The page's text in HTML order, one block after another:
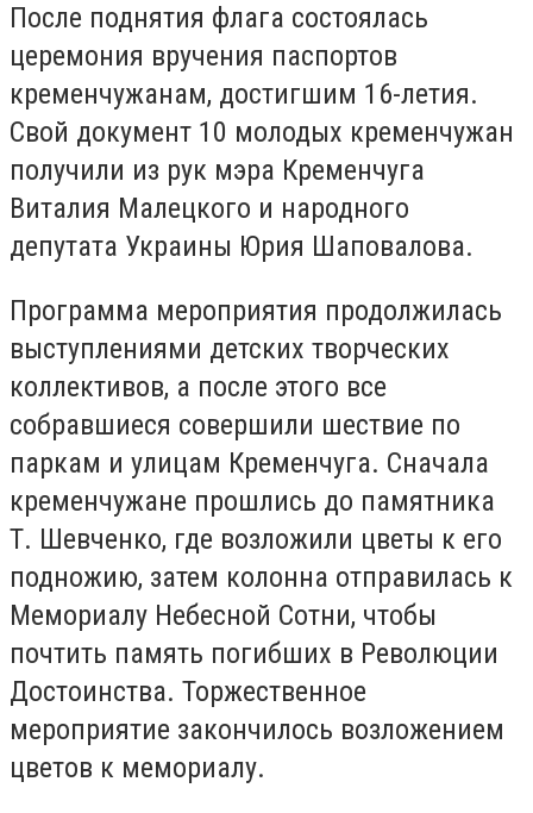
После поднятия флага состоялась
церемония вручения паспортов
кременчужанам, достигшим 16-летия.
Свой документ 10 молодых кременчужан
получили из рук мэра Кременчуга
Виталия Малецкого и народного
депутата Украины Юрия Шаповалова.
Программа мероприятия продолжилась
выступлениями детских творческих
коллективов, а после этого все
собравшиеся совершили шествие по
паркам и улицам Кременчуга. Сначала
кременчужане прошлись до памятника
Т. Шевченко, где возложили цветы к его
подножию, затем колонна отправилась к
Мемориалу Небесной Сотни, чтобы
почтить память погибших в Революции
Достоинства. Торжественное
мероприятие закончилось возложением
цветов к мемориалу.